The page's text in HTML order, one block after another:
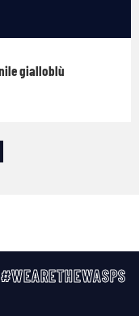
gialloblù
#WEARETHEWASPS